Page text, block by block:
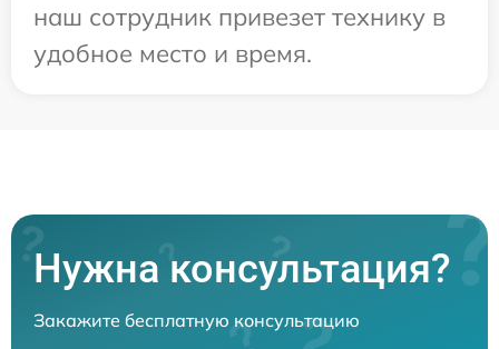
наш сотрудник привезет технику в
удобное место и время.
Нужна консультация?
Закажите бесплатную консультацию